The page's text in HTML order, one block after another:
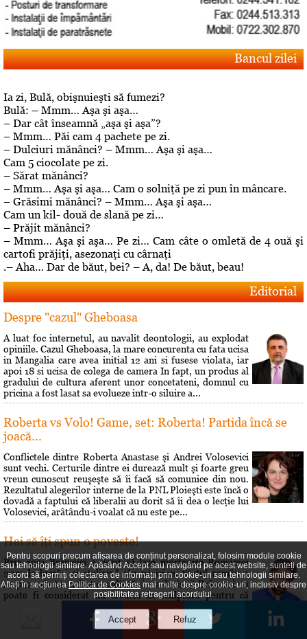
Bancul zilei
Ia zi, Bulă, obişnuieşti să fumezi?
Bulă: – Mmm… Aşa şi aşa…
– Dar cât înseamnă „aşa şi aşa”?
– Mmm… Păi cam 4 pachete pe zi.
– Dulciuri mănânci? – Mmm… Aşa şi aşa…
Cam 5 ciocolate pe zi.
– Sărat mănânci?
– Mmm… Aşa şi aşa… Cam o solniţă pe zi pun în mâncare.
– Grăsimi mănânci? – Mmm… Aşa şi aşa…
Cam un kil- două de slană pe zi…
– Prăjit mănânci?
– Mmm… Aşa şi aşa… Pe zi… Cam câte o omletă de 4 ouă şi
cartofi prăjiţi, asezonaţi cu cârnaţi
.– Aha… Dar de băut, bei? – A, da! De băut, beau!
Editorial
Despre "cazul" Gheboasa
A luat foc internetul, au navalit deontologii, au explodat
opiniile. Cazul Gheboasa, la mare concurenta cu fata ucisa
in Mangalia care avea initial 12 ani si fusese violata, iar
apoi 18 si ucisa de colega de camera In fapt, un produs al
gradului de cultura aferent unor concetateni, domnul cu
pricina a fost lasat sa evolueze intr-o siluire a...
Roberta vs Volo! Game, set: Roberta! Partida încă se
joacă...
Conflictele dintre Roberta Anastase şi Andrei Volosevici
sunt vechi. Certurile dintre ei durează mult şi foarte greu
vreun cunoscut reuşeşte să îi facă să comunice din nou.
Rezultatul alegerilor interne de la PNL Ploieşti este încă o
dovadă a faptului că liberalii au dorit să îi dea o lecţie lui
Volosevici, arâtându-i voalat că nu este pe...
Hai să îţi spun o poveste!
Prin 1951 Brâncusi a dorit să lase mostenire României
200 de lucrări si atelierul său parizian. Statul român a
respins oferta. A fost o sedinţă si s-a decis că Brâncusi nu
poate fi considerat un creator în sculptură pentru că
societăţii burgheze". Cei care au hotărât asta au fost...
Pentru scopuri precum afișarea de conținut personalizat, folosim module cookie
sau tehnologii similare. Apăsând Accept sau navigând pe acest website, sunteți de
acord să permiți colectarea de informații prin cookie-uri sau tehnologii similare.
Aflați în secțiunea Politica de Cookiesmai multe despre cookie-uri, inclusiv despre
posibilitatea retragerii acordului.